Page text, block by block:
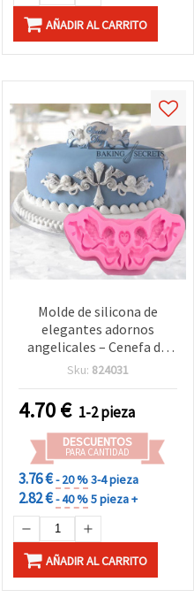
AÑADIR AL CARRITO
Molde de silicona de
elegantes adornos
angelicales – Cenefa de
grado alimentario 155 x
decoración de tartas,
fondant, chocolate y
repostería creativa
Sku: 824031
4.70€ 1-2 pieza
DESCUENTOS
PARA CANTIDAD
3.76 €- 20 %3-4 pieza
2.82 €- 40 %5 pieza +
AÑADIR AL CARRITO